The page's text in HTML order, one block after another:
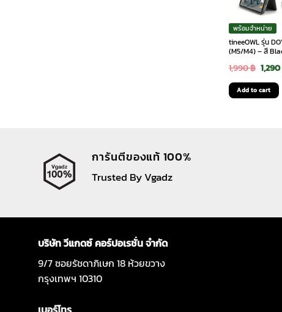
พร้อมจำหน่าย
tineeOWL รุ่น
(M5/M4) – สี
1,990฿
price
was:
1,290
Add to cart
การันตีของแท้ 100%
Trusted By Vgadz
บริษัท วีแกดซ์ คอร์ปอเรชั่น จำกัด
9/7 ซอยรัชดาภิเษก 18 ห้วยขวาง
กรุงเทพฯ 10310